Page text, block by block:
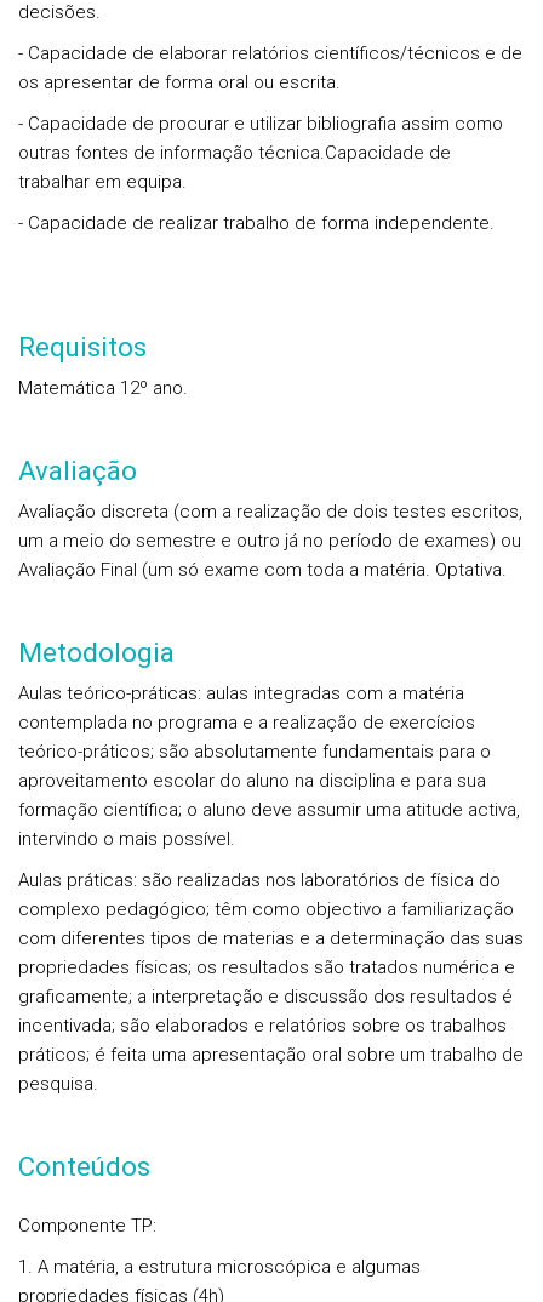
decisões.
- Capacidade de elaborar relatórios científicos/técnicos e de
os apresentar de forma oral ou escrita.
- Capacidade de procurar e utilizar bibliografia assim como
outras fontes de informação técnica.Capacidade de
trabalhar em equipa.
- Capacidade de realizar trabalho de forma independente.
Requisitos
Matemática 12º ano.
Avaliação
Avaliação discreta (com a realização de dois testes escritos,
um a meio do semestre e outro já no período de exames) ou
Avaliação Final (um só exame com toda a matéria. Optativa.
Metodologia
Aulas teórico-práticas: aulas integradas com a matéria
contemplada no programa e a realização de exercícios
teórico-práticos; são absolutamente fundamentais para o
aproveitamento escolar do aluno na disciplina e para sua
formação científica; o aluno deve assumir uma atitude activa,
intervindo o mais possível.
Aulas práticas: são realizadas nos laboratórios de física do
complexo pedagógico; têm como objectivo a familiarização
com diferentes tipos de materias e a determinação das suas
propriedades físicas; os resultados são tratados numérica e
graficamente; a interpretação e discussão dos resultados é
incentivada; são elaborados e relatórios sobre os trabalhos
práticos; é feita uma apresentação oral sobre um trabalho de
pesquisa.
Conteúdos
Componente TP:
1. A matéria, a estrutura microscópica e algumas
propriedades físicas (4h)